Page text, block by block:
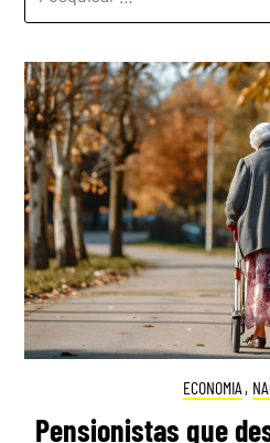
POR:
ECONOMIA ,
Pensionistas que